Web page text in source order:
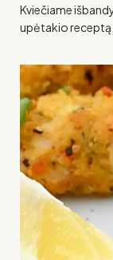
Kviečiame
upėtakio receptą.